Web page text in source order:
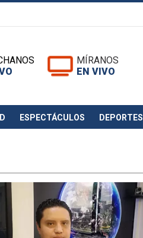
MÍRANOS
EN VIVO
ESPECTÁCULOS DEPORTES